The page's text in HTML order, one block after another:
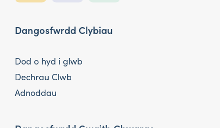
Dangosfwrdd Clybiau
Dod o hyd i glwb
Dechrau Clwb
Adnoddau